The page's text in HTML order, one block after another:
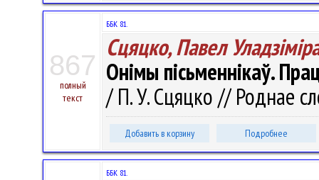
867
полный
текст
ББК 81.
Сцяцко, Павел
Онімы пісьменнікаў.
/ П. У. Сцяцко // Роднае
Добавить в корзину Подробнее
ББК 81.